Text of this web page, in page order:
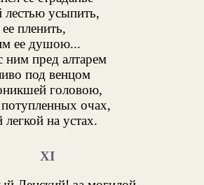
усыпить,
пленить,
ее душою...
пред алтарем
под венцом
головою,
очах,
на устах.
XI